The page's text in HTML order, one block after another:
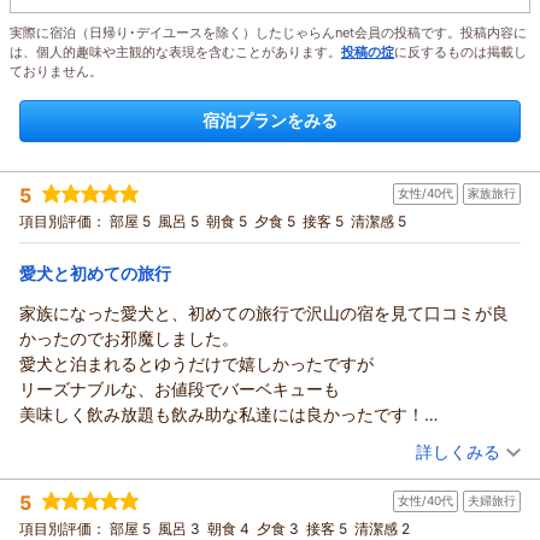
実際に宿泊（日帰り･デイユースを除く）したじゃらんnet会員の投稿です。投稿内容に
は、個人的趣味や主観的な表現を含むことがあります。 投稿の掟に反するものは掲載し
ておりません。
宿泊プランをみる
5 女性/40代 家族旅行
項目別評価： 部屋 5 風呂 5 朝食 5 夕食 5 接客 5 清潔感 5
愛犬と初めての旅行
家族になった愛犬と、初めての旅行で沢山の宿を見て口コミが良
かったのでお邪魔しました。
愛犬と泊まれるとゆうだけで嬉しかったですが
リーズナブルな、お値段でバーベキューも
美味しく飲み放題も飲み助な私達には良かったです！
愛犬に声をかけてくれて嬉しかったです！
同じ宿泊日の人達にも沢山愛犬（我が子）を
（投稿日：2026/08/03）
宿泊時期： 2026年07月宿泊 (家族旅行)
投稿者： けめこちゃんさん
宿泊プラン： 【ペット泊】 BBQグランピング・１泊２食付き
詳しくみる
5 女性/40代 夫婦旅行
項目別評価： 部屋 5 風呂 3 朝食 4 夕食 3 接客 5 清潔感 2